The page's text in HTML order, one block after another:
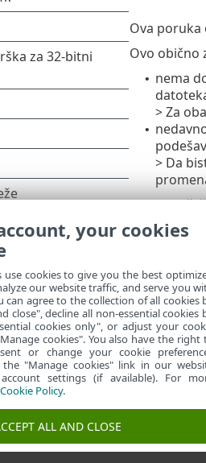
Ova poruka
Ovo obično
• nema
> Za
•
> Da
Drugi
ESET baza znanja
r.o. - Sva prava zadržana.
your cookies
cookies to give you the best
our website traffic, and serve you
can agree to the collection of all cookies
close", decline all non-essential cookies
cookies only", or adjust your
cookies". You also have the right
or change your cookie
"Manage cookies" link in our
settings (if available). For
Cookie Policy.
ALL AND CLOSE